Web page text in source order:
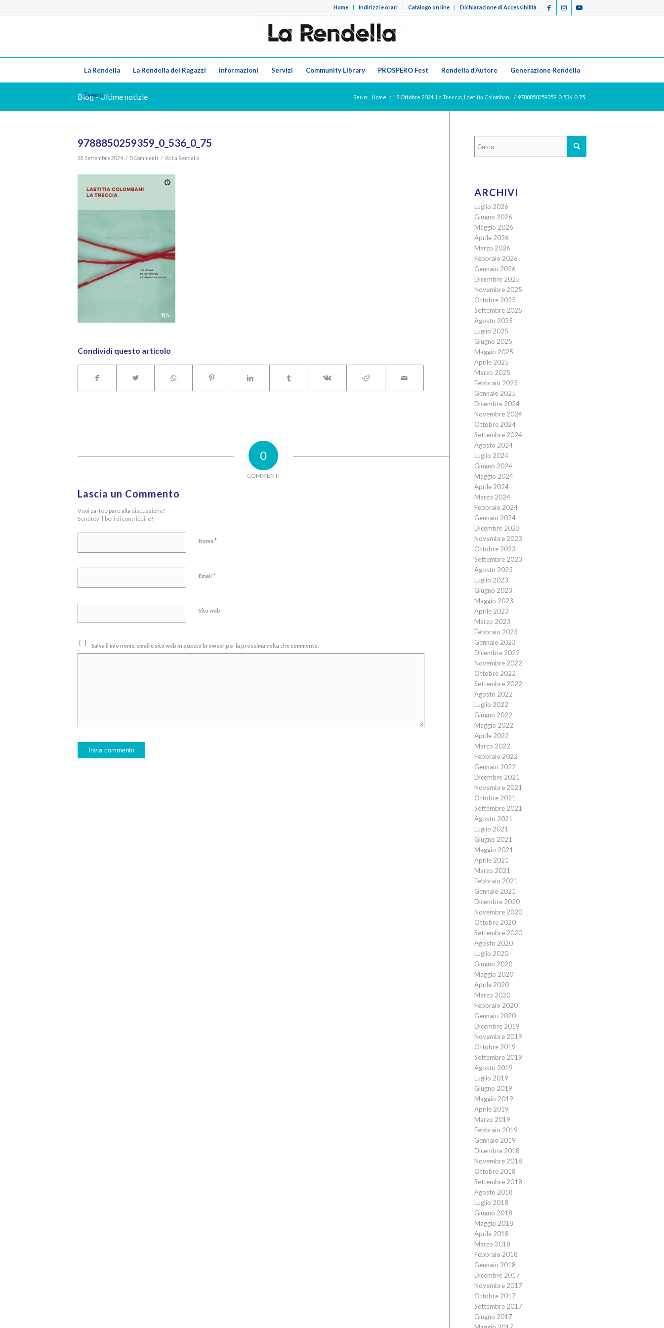
Home Indirizzi e orari Catalogo on line Dichiarazione di Accessibilità
La Rendella La Rendella dei Ragazzi Informazioni Servizi Community Library PROSPERO Fest Rendella d’Autore Generazione Rendella
Eventi
Blog - Ultime notizie Sei in: Home / 18 Ottobre 2024: La Treccia, Laetitia Colombani / 9788850259359_0_536_0_75
9788850259359_0_536_0_75
28 Settembre 2024 / 0 Commenti / da La Rendella
Condividi questo articolo
0
COMMENTI
Lascia un Commento
Vuoi partecipare alla discussione?
Sentitevi liberi di contribuire!
Nome*
Email *
Sito web
Salva il mio nome, email e sito web in questo browser per la prossima volta che commento.
ARCHIVI
Luglio 2026
Giugno 2026
Maggio 2026
Aprile 2026
Marzo 2026
Febbraio 2026
Gennaio 2026
Dicembre 2025
Novembre 2025
Ottobre 2025
Settembre 2025
Agosto 2025
Luglio 2025
Giugno 2025
Maggio 2025
Aprile 2025
Marzo 2025
Febbraio 2025
Gennaio 2025
Dicembre 2024
Novembre 2024
Ottobre 2024
Settembre 2024
Agosto 2024
Luglio 2024
Giugno 2024
Maggio 2024
Aprile 2024
Marzo 2024
Febbraio 2024
Gennaio 2024
Dicembre 2023
Novembre 2023
Ottobre 2023
Settembre 2023
Agosto 2023
Luglio 2023
Giugno 2023
Maggio 2023
Aprile 2023
Marzo 2023
Febbraio 2023
Gennaio 2023
Dicembre 2022
Novembre 2022
Ottobre 2022
Settembre 2022
Agosto 2022
Luglio 2022
Giugno 2022
Maggio 2022
Aprile 2022
Marzo 2022
Febbraio 2022
Gennaio 2022
Dicembre 2021
Novembre 2021
Ottobre 2021
Settembre 2021
Agosto 2021
Luglio 2021
Giugno 2021
Maggio 2021
Aprile 2021
Marzo 2021
Febbraio 2021
Gennaio 2021
Dicembre 2020
Novembre 2020
Ottobre 2020
Settembre 2020
Agosto 2020
Luglio 2020
Giugno 2020
Maggio 2020
Aprile 2020
Marzo 2020
Febbraio 2020
Gennaio 2020
Dicembre 2019
Novembre 2019
Ottobre 2019
Settembre 2019
Agosto 2019
Luglio 2019
Giugno 2019
Maggio 2019
Aprile 2019
Marzo 2019
Febbraio 2019
Gennaio 2019
Dicembre 2018
Novembre 2018
Ottobre 2018
Settembre 2018
Agosto 2018
Luglio 2018
Giugno 2018
Maggio 2018
Aprile 2018
Marzo 2018
Febbraio 2018
Gennaio 2018
Dicembre 2017
Novembre 2017
Ottobre 2017
Settembre 2017
Giugno 2017